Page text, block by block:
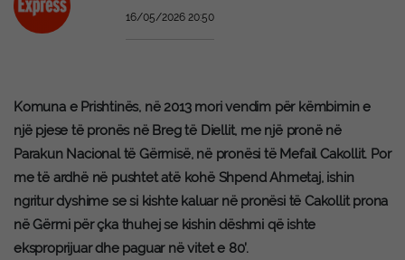
16/05/2026 20:50
Komuna e Prishtinës, në 2013 mori vendim për këmbimin e
një pjese të pronës në Breg të Diellit, me një pronë në
Parakun Nacional të Gërmisë, në pronësi të Mefail Cakollit. Por
me të ardhë në pushtet atë kohë Shpend Ahmetaj, ishin
ngritur dyshime se si kishte kaluar në pronësi të Cakollit prona
në Gërmi për çka thuhej se kishin dëshmi që ishte
eksproprijuar dhe paguar në vitet e 80’.